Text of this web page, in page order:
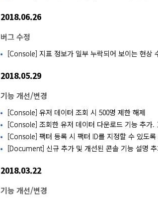
2018.06.26
버그 수정
[Console] 지표 정보가 일부 누락되어 보이는 현상
2018.05.29
기능 개선/변경
[Console] 유저 데이터 조회 시 500명 제한 해제
[Console] 조회한 유저 데이터 다운로드 기능 추가.
[Console] 팩터 등록 시 팩터 ID를 지정할 수 있도록
[Document] 신규 추가 및 개선된 콘솔 기능 설명
2018.03.22
기능 개선/변경